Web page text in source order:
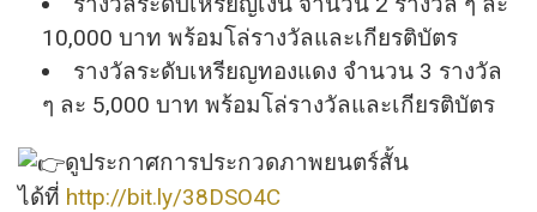
10,000 บาท พร้อมโล่รางวัลและเกียรติบัตร
รางวัลระดับเหรียญทองแดง จำนวน 3 รางวัล
ๆ ละ 5,000 บาท พร้อมโล่รางวัลและเกียรติบัตร
ดูประกาศการประกวดภาพยนตร์สั้น
ได้ที่ http://bit.ly/38DSO4C